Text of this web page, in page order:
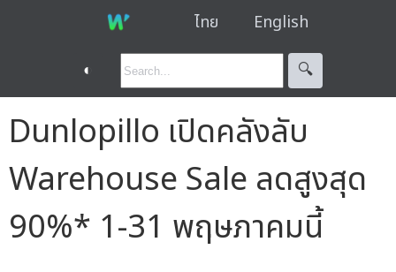
ไทย English
◐ 🔍︎
Dunlopillo เปิดคลังลับ
Warehouse Sale ลดสูงสุด
90%* 1-31 พฤษภาคมนี้